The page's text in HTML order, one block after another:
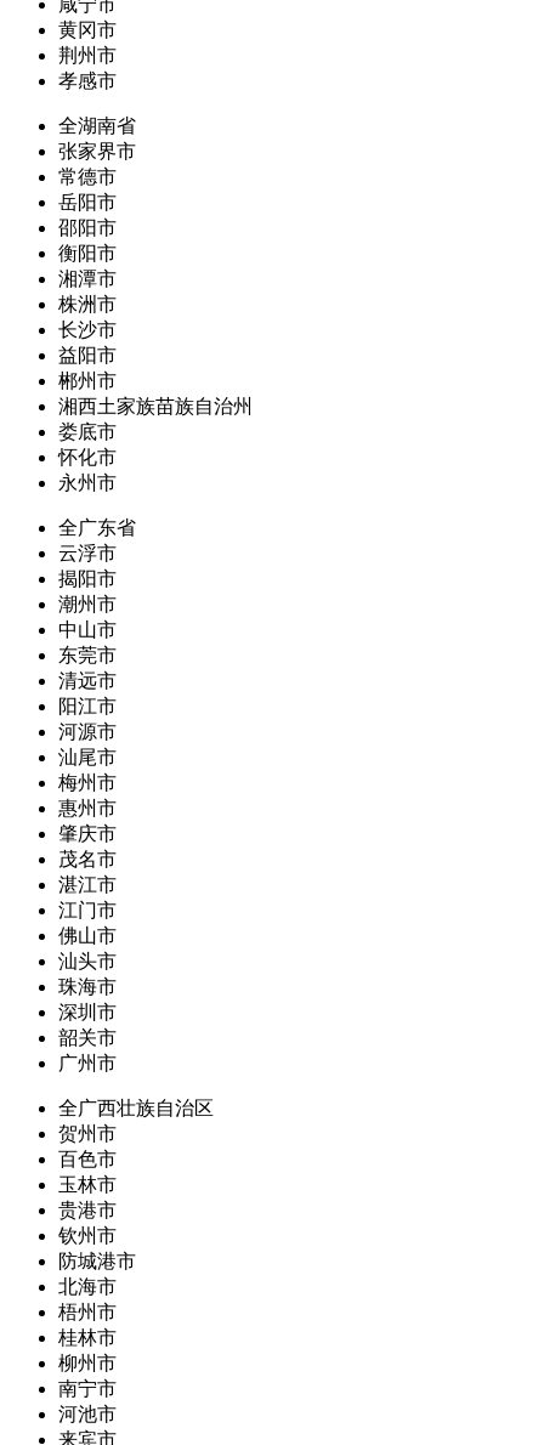
咸宁市
黄冈市
荆州市
孝感市
全湖南省
张家界市
常德市
岳阳市
邵阳市
衡阳市
湘潭市
株洲市
长沙市
益阳市
郴州市
湘西土家族苗族自治州
娄底市
怀化市
永州市
全广东省
云浮市
揭阳市
潮州市
中山市
东莞市
清远市
阳江市
河源市
汕尾市
梅州市
惠州市
肇庆市
茂名市
湛江市
江门市
佛山市
汕头市
珠海市
深圳市
韶关市
广州市
全广西壮族自治区
贺州市
百色市
玉林市
贵港市
钦州市
防城港市
北海市
梧州市
桂林市
柳州市
南宁市
河池市
来宾市